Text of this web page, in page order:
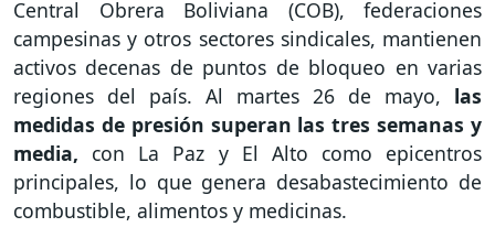
Central Obrera Boliviana (COB), federaciones
campesinas y otros sectores sindicales, mantienen
activos decenas de puntos de bloqueo en varias
regiones del país. Al martes 26 de mayo, las
medidas de presión superan las tres semanas y
media, con La Paz y El Alto como epicentros
principales, lo que genera desabastecimiento de
combustible, alimentos y medicinas.